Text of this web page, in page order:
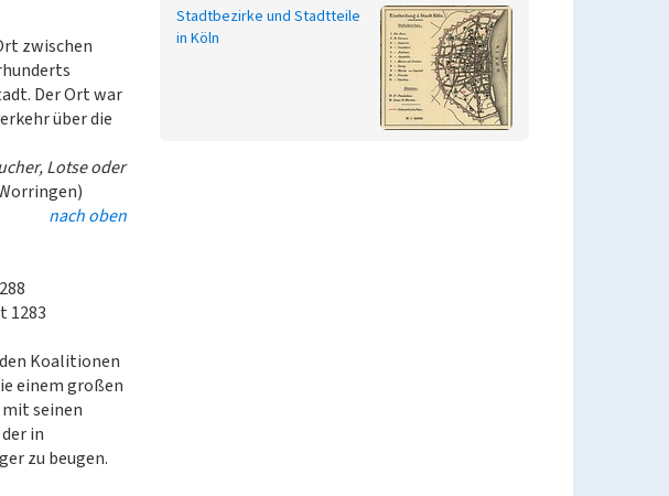
zwischen
Der Ort war
über die
Lotse oder
nach oben
1283
Koalitionen
einem großen
seinen
in
zu beugen.
Stadtbezirke und Stadtteile
in Köln